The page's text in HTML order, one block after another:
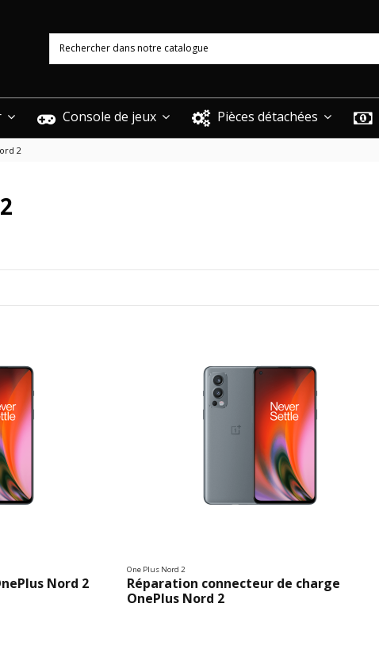
Console de jeux Pièces détachées
2
Nord 2
One Plus Nord 2
Réparation connecteur de charge
OnePlus Nord 2